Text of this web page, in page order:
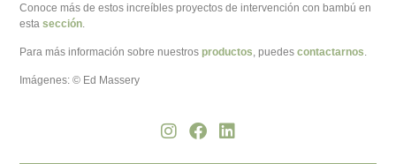
Conoce más de estos increíbles proyectos de intervención con bambú en
estasección
Para más información sobre nuestros productos, puedescontactarnos.
Imágenes: © Ed Massery